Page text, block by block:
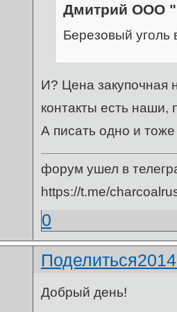
Дмитрий ООО
Березовый уголь
И? Цена закупочная
контакты есть наши,
А писать одно и
форум ушел в
https://t.me/
0
Поделиться
Добрый день!